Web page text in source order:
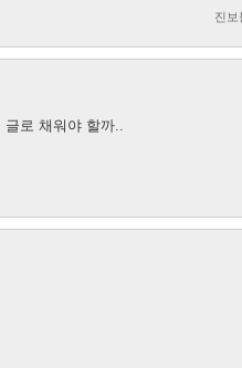
진보
로 채워야 할까..